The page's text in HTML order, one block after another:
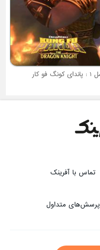
تماس با آفرینک
پرسش‌های متداول